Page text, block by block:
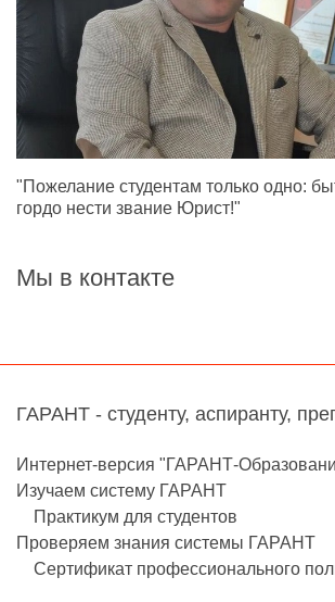
"Пожелание студентам только одно:
гордо нести звание Юрист!"
Мы в контакте
ГАРАНТ - студенту, аспиранту,
Интернет-версия "ГАРАНТ-
Изучаем систему ГАРАНТ
Практикум для студентов
Проверяем знания системы ГАРАНТ
Сертификат профессионального